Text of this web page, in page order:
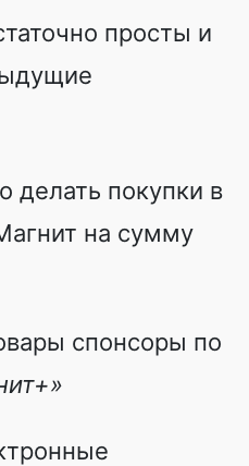
просты и
делать покупки в
на сумму
спонсоры по